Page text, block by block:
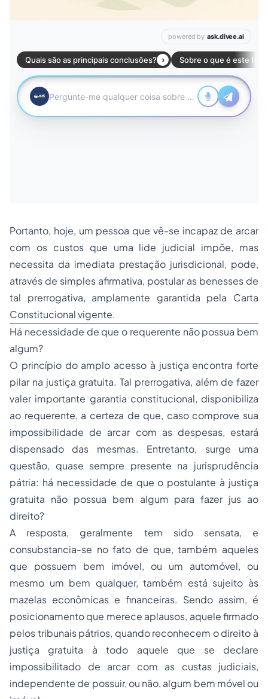
Portanto, hoje, um pessoa que vê-se incapaz de arcar
com os custos que uma lide judicial impõe, mas
necessita da imediata prestação jurisdicional, pode,
através de simples afirmativa, postular as benesses de
tal prerrogativa, amplamente garantida pela Carta
Constitucional vigente.
Há necessidade de que o requerente não possua bem
algum?
O princípio do amplo acesso à justiça encontra forte
pilar na justiça gratuita. Tal prerrogativa, além de fazer
valer importante garantia constitucional, disponibiliza
ao requerente, a certeza de que, caso comprove sua
impossibilidade de arcar com as despesas, estará
dispensado das mesmas. Entretanto, surge uma
questão, quase sempre presente na jurisprudência
pátria: há necessidade de que o postulante à justiça
gratuita não possua bem algum para fazer jus ao
direito?
A resposta, geralmente tem sido sensata, e
consubstancia-se no fato de que, também aqueles
que possuem bem imóvel, ou um automóvel, ou
mesmo um bem qualquer, também está sujeito às
mazelas econômicas e financeiras. Sendo assim, é
posicionamento que merece aplausos, aquele firmado
pelos tribunais pátrios, quando reconhecem o direito à
justiça gratuita à todo aquele que se declare
impossibilitado de arcar com as custas judiciais,
independente de possuir, ou não, algum bem móvel ou